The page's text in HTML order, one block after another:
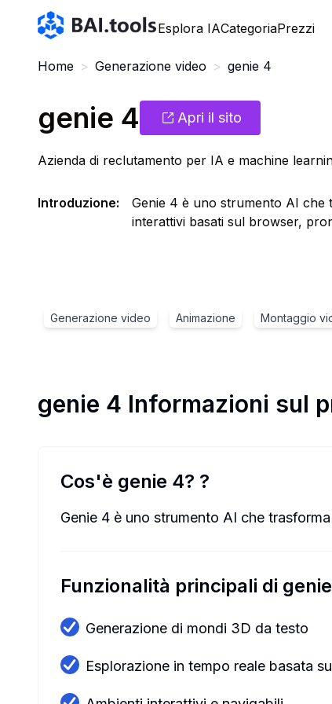
Bai.tools
Esplora IACategoriaPrezzi
Home > Generazione video > genie 4
genie 4 Apri il sito
Azienda di reclutamento per IA e machine
Introduzione:
Genie 4 è uno strumento AI che
interattivi basati sul browser,
Generazione video Animazione Montaggio
genie 4 Informazioni sul
Cos'è genie 4? ?
Genie 4 è uno strumento AI che
Funzionalità principali di
Generazione di mondi 3D da testo
Esplorazione in tempo reale basata